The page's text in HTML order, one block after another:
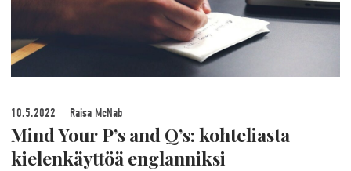
10.5.2022 Raisa McNab
Mind Your P’s and Q’s: kohteliasta
kielenkäyttöä englanniksi